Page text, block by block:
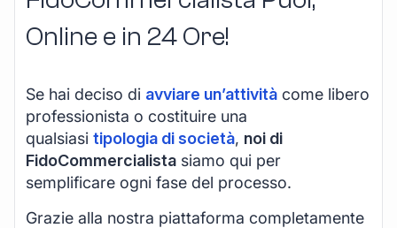
Online e in 24 Ore!
Se hai deciso di avviare un’attività come libero
professionista o costituire una
qualsiasi tipologia di società, noi di
FidoCommercialista siamo qui per
semplificare ogni fase del processo.
Grazie alla nostra piattaforma completamente